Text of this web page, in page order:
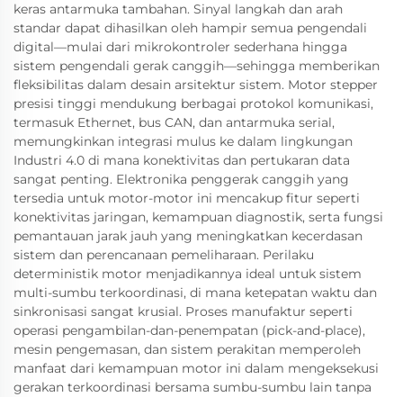
keras antarmuka tambahan. Sinyal langkah dan arah
standar dapat dihasilkan oleh hampir semua pengendali
digital—mulai dari mikrokontroler sederhana hingga
sistem pengendali gerak canggih—sehingga memberikan
fleksibilitas dalam desain arsitektur sistem. Motor stepper
presisi tinggi mendukung berbagai protokol komunikasi,
termasuk Ethernet, bus CAN, dan antarmuka serial,
memungkinkan integrasi mulus ke dalam lingkungan
Industri 4.0 di mana konektivitas dan pertukaran data
sangat penting. Elektronika penggerak canggih yang
tersedia untuk motor-motor ini mencakup fitur seperti
konektivitas jaringan, kemampuan diagnostik, serta fungsi
pemantauan jarak jauh yang meningkatkan kecerdasan
sistem dan perencanaan pemeliharaan. Perilaku
deterministik motor menjadikannya ideal untuk sistem
multi-sumbu terkoordinasi, di mana ketepatan waktu dan
sinkronisasi sangat krusial. Proses manufaktur seperti
operasi pengambilan-dan-penempatan (pick-and-place),
mesin pengemasan, dan sistem perakitan memperoleh
manfaat dari kemampuan motor ini dalam mengeksekusi
gerakan terkoordinasi bersama sumbu-sumbu lain tanpa